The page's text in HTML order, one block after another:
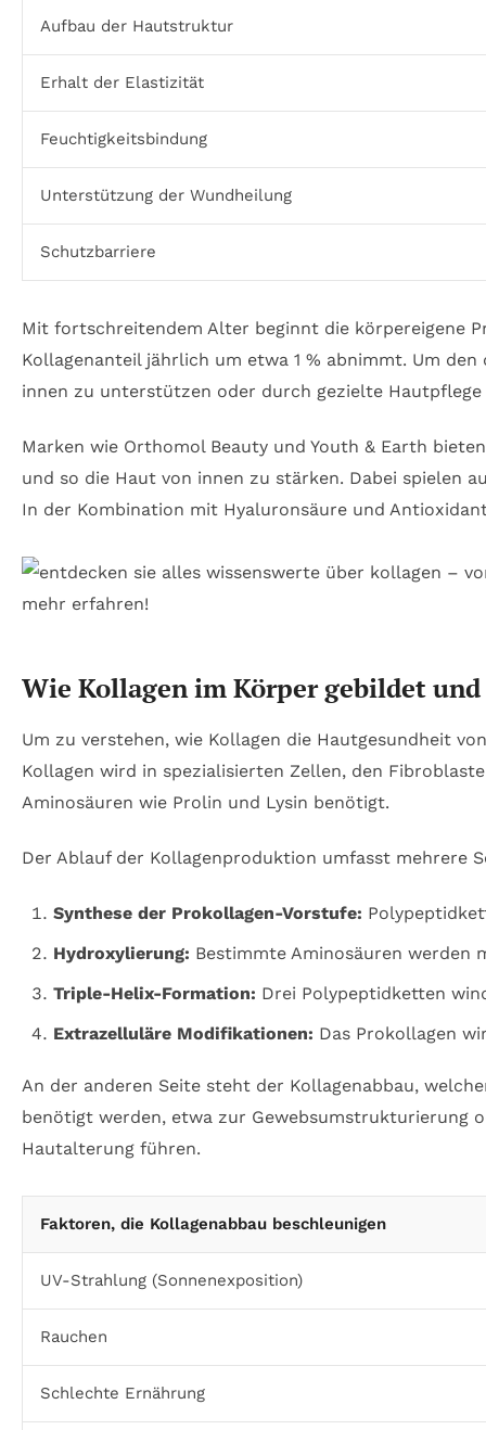
Aufbau der Hautstruktur
Erhalt der Elastizität
Feuchtigkeitsbindung
Unterstützung der Wundheilung
Schutzbarriere
Mit fortschreitendem Alter beginnt die körpereigene
Kollagenanteil jährlich um etwa 1 % abnimmt. Um
innen zu unterstützen oder durch gezielte
Marken wie Orthomol Beauty und Youth & Earth
und so die Haut von innen zu stärken. Dabei spielen
In der Kombination mit Hyaluronsäure und
Wie Kollagen im Körper gebildet
Um zu verstehen, wie Kollagen die Hautgesundheit
Kollagen wird in spezialisierten Zellen, den
Aminosäuren wie Prolin und Lysin benötigt.
Der Ablauf der Kollagenproduktion umfasst mehrere
Synthese der Prokollagen-Vorstufe:
Hydroxylierung: Bestimmte Aminosäuren werden
Triple-Helix-Formation: Drei Polypeptidketten
Extrazelluläre Modifikationen: Das Prokollagen
An der anderen Seite steht der Kollagenabbau,
benötigt werden, etwa zur Gewebsumstrukturierung
Hautalterung führen.
Faktoren, die Kollagenabbau beschleunigen
UV-Strahlung (Sonnenexposition)
Rauchen
Schlechte Ernährung